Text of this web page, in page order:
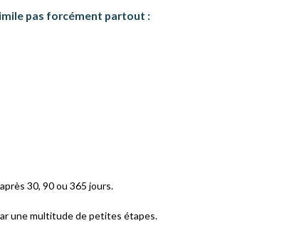
pas forcément partout :
30, 90 ou 365 jours.
une multitude de petites étapes.